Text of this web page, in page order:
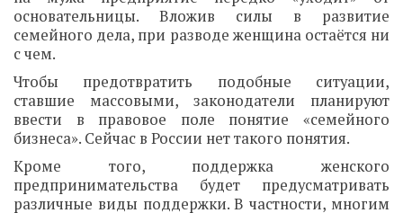
основательницы. Вложив силы в развитие
семейного дела, при разводе женщина остаётся ни
с чем.
Чтобы предотвратить подобные ситуации,
ставшие массовыми, законодатели планируют
ввести в правовое поле понятие «семейного
бизнеса». Сейчас в России нет такого понятия.
Кроме того, поддержка женского
предпринимательства будет предусматривать
различные виды поддержки. В частности, многим